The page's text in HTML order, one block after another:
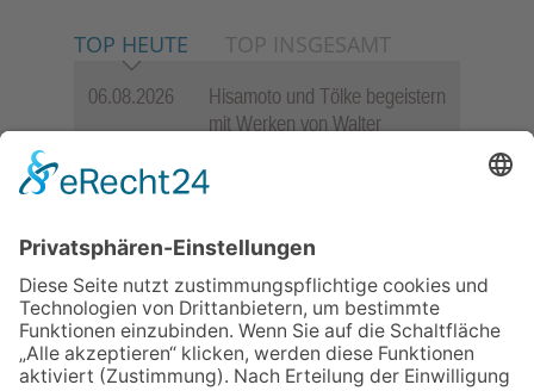
TOP HEUTE TOP INSGESAMT
06.08.2026
Hisamoto und Tölke begeistern
mit Werken von Walter
30.07.2026
Ganz Niederhöchstadt wird zur
09.07.2026
Wasserampel steht auf Gelb:
auf
06.08.2026
Jugendchor Hochtaunus
präsentiert sein neues
Programm „Changes“